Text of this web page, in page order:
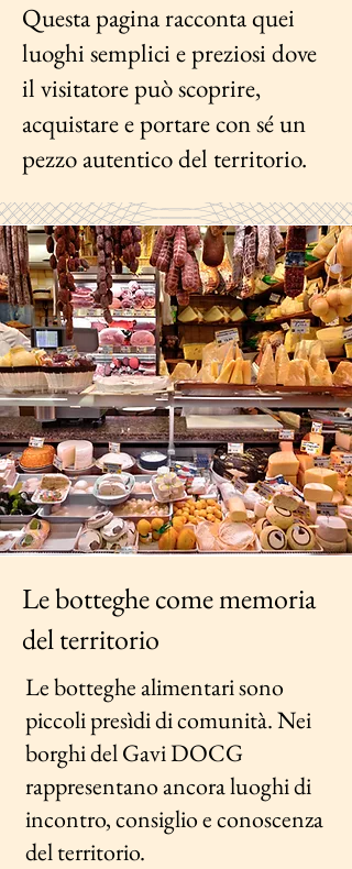
Questa pagina racconta quei
luoghi semplici e preziosi dove
il visitatore può scoprire,
acquistare e portare con sé un
pezzo autentico del territorio.
Le botteghe come memoria
del territorio
Le botteghe alimentari sono
piccoli presìdi di comunità. Nei
borghi del Gavi DOCG
rappresentano ancora luoghi di
incontro, consiglio e conoscenza
del territorio.